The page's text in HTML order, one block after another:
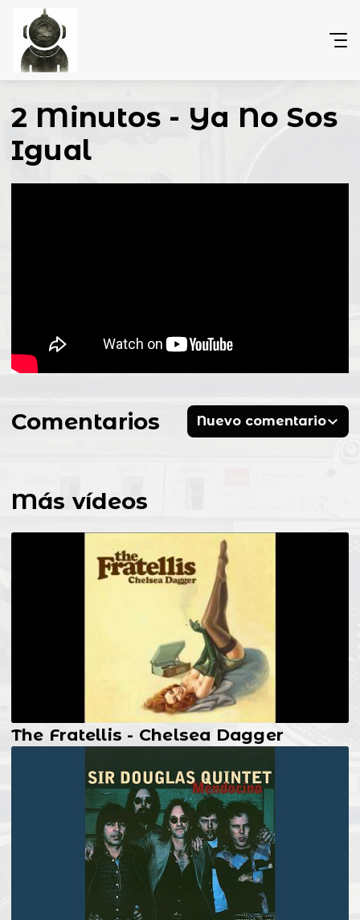
2 Minutos - Ya No Sos
Igual
Más vídeos
The Fratellis - Chelsea Dagger
Comentarios Nuevo comentario